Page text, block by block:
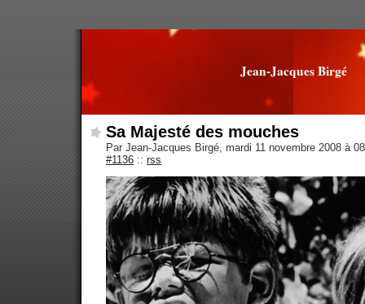
Jean-Jacques Birgé
Sa Majesté des mouches
Par Jean-Jacques Birgé, mardi 11 novembre 2008 à
#1136 :: rss